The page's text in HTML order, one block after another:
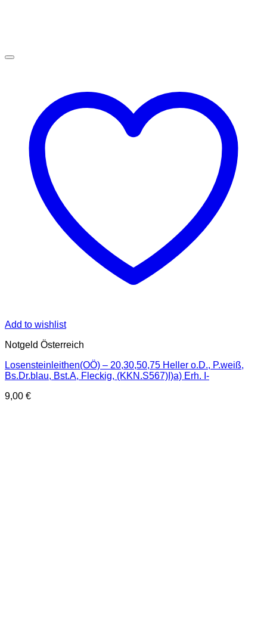
Add to wishlist
Notgeld Österreich
Losensteinleithen(OÖ) – 20,30,50,75 Heller o.D., P.weiß,
Bs.Dr.blau, Bst.A, Fleckig, (KKN.S567)I)a) Erh. I-
9,00 €